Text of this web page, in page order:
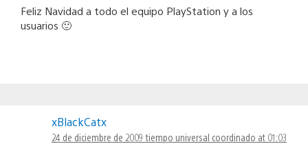
Feliz Navidad a todo el equipo PlayStation y a los
usuarios 🙂
xBlackCatx
24 de diciembre de 2009 tiempo universal coordinado at 01:03